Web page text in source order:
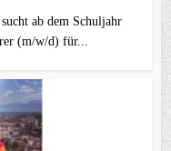
ab dem Schuljahr
(m/w/d) für...